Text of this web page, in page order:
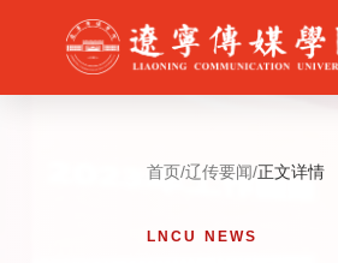
首页/辽传要闻/正文详情
LNCU NEWS